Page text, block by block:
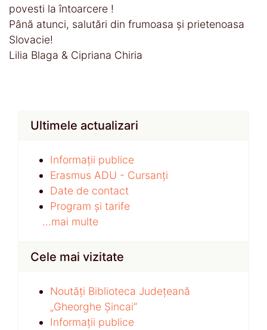
povesti la întoarcere !
Până atunci, salutări din frumoasa și prietenoasa
Slovacie!
Lilia Blaga & Cipriana Chiria
Ultimele actualizari
Informații publice
Erasmus ADU - Cursanți
Date de contact
Program și tarife
...mai multe
Cele mai vizitate
Noutăți Biblioteca Județeană
„Gheorghe Șincai”
Informații publice